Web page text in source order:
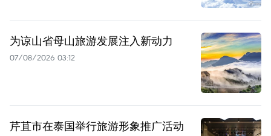
为谅山省母山旅游发展注入新动力
07/08/2026 03:12
芹苴市在泰国举行旅游形象推广活动